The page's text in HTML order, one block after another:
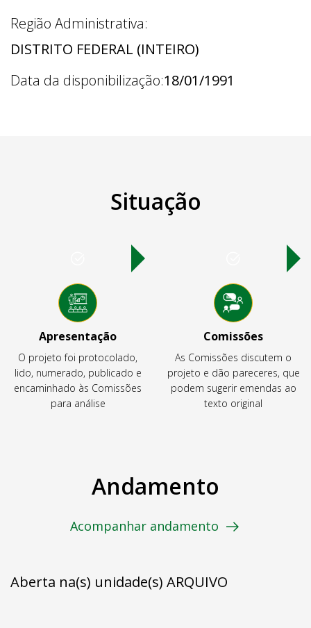
Região Administrativa:
DISTRITO FEDERAL (INTEIRO)
Data da disponibilização:18/01/1991
Situação
Apresentação
O projeto foi protocolado,
lido, numerado, publicado e
encaminhado às Comissões
para análise
Comissões
As Comissões discutem o
projeto e dão pareceres, que
podem sugerir emendas ao
texto original
Andamento
Acompanhar andamento
Aberta na(s) unidade(s) ARQUIVO